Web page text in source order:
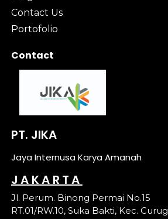
Contact Us
Portofolio
Contact
PT. JIKA
Jaya Internusa Karya Amanah
JAKARTA
Jl. Perum. Binong Permai No.15
RT.01/RW.10, Suka Bakti, Kec. Curug